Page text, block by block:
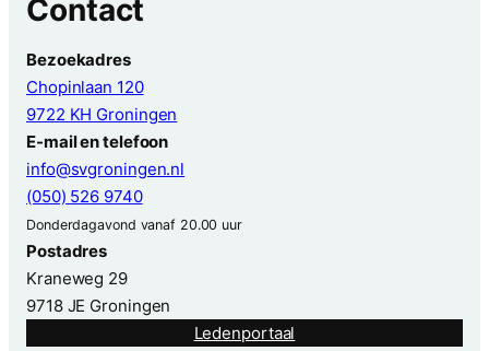
Contact
Bezoekadres
Chopinlaan 120
9722 KH Groningen
E-mail en telefoon
info@svgroningen.nl
(050) 526 9740
Donderdagavond vanaf 20.00 uur
Postadres
Kraneweg 29
9718 JE Groningen
Ledenportaal